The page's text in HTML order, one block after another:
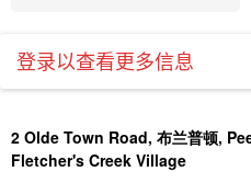
登录以查看更多信息